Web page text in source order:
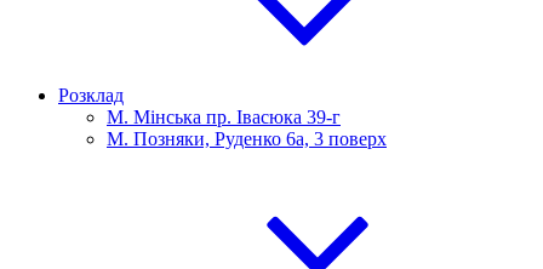
Розклад
М. Мінська пр. Івасюка 39-г
М. Позняки, Руденко 6а, 3 поверх